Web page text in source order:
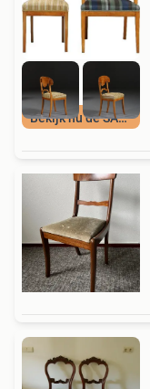
Bekijk nu de SALE